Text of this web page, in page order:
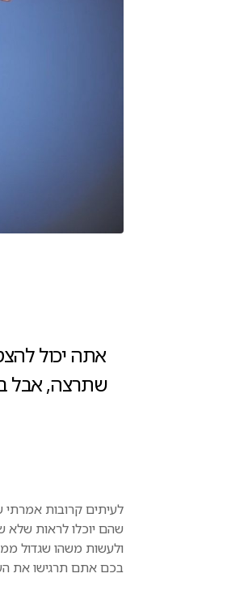
אתה יכול
שתרצה, אבל
לעיתים קרובות
שהם יוכלו לראות
ולעשות משהו שגדול
בכם אתם תרגישו את